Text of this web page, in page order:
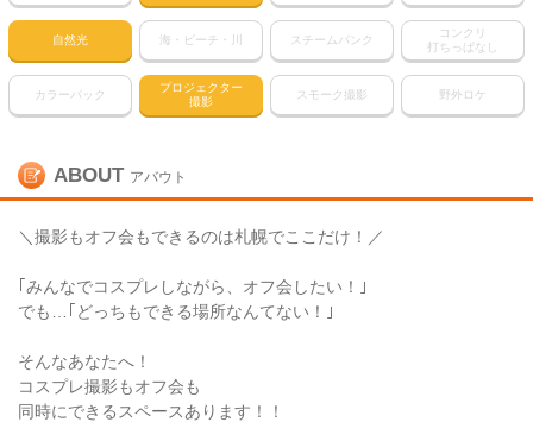
自然光 海・ビーチ・川 スチームパンク
コンクリ
打ちっぱなし
カラーパック
プロジェクター
撮影
スモーク撮影 野外ロケ
ABOUT アバウト
＼撮影もオフ会もできるのは札幌でここだけ！／
｢みんなでコスプレしながら、オフ会したい！｣
でも…｢どっちもできる場所なんてない！｣
そんなあなたへ！
コスプレ撮影もオフ会も
同時にできるスペースあります！！